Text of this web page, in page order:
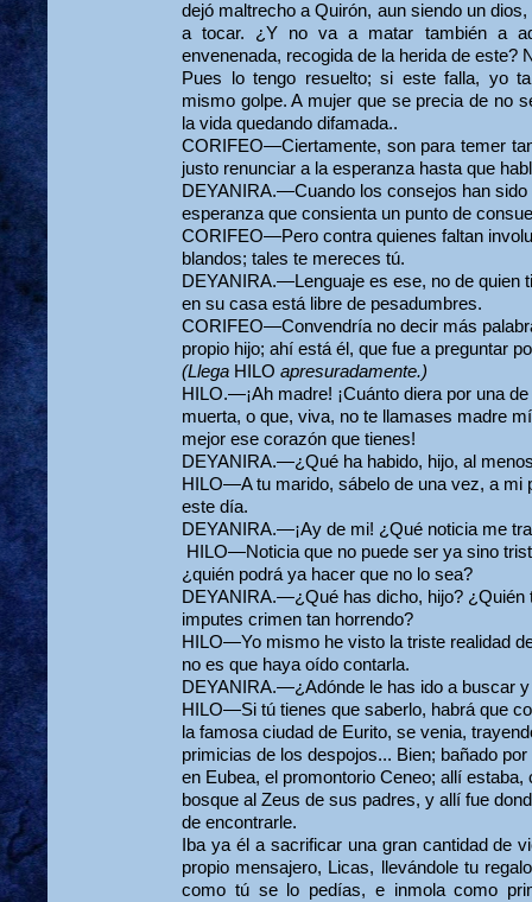
dejó maltrecho a Quirón, aun siendo un
a tocar. ¿Y no va a matar también a
envenenada, recogida de la herida de este?
Pues lo tengo resuelto; si este falla, yo
mismo golpe. A mujer que se precia de no
la vida quedando difamada..
CORIFEO—Ciertamente, son para temer
justo renunciar a la esperanza hasta que
DEYANIRA.—Cuando los consejos han sido
esperanza que consienta un punto de
CORIFEO—Pero contra quienes faltan
blandos; tales te mereces tú.
DEYANIRA.—Lenguaje es ese, no de quien
en su casa está libre de pesadumbres.
CORIFEO—Convendría no decir más
propio hijo; ahí está él, que fue a preguntar
(Llega HILO apresuradamente.)
HILO.—¡Ah madre! ¡Cuánto diera por una
muerta, o que, viva, no te llamases madre
mejor ese corazón que tienes!
DEYANIRA.—¿Qué ha habido, hijo, al
HILO—A tu marido, sábelo de una vez, a mi
este día.
DEYANIRA.—¡Ay de mi! ¿Qué noticia me
HILO—Noticia que no puede ser ya sino
¿quién podrá ya hacer que no lo sea?
DEYANIRA.—¿Qué has dicho, hijo? ¿Quién
imputes crimen tan horrendo?
HILO—Yo mismo he visto la triste realidad
no es que haya oído con­tarla.
DEYANIRA.—¿Adónde le has ido a buscar
HILO—Si tú tienes que saberlo, habrá que
la famosa ciudad de Eurito, se venia,
primicias de los despojos... Bien; bañado
en Eubea, el promontorio Ceneo; allí
bosque al Zeus de sus padres, y allí fue
de encontrarle.
Iba ya él a sacrificar una gran cantidad de
propio mensajero, Licas, llevándole tu
como tú se lo pedías, e inmola como